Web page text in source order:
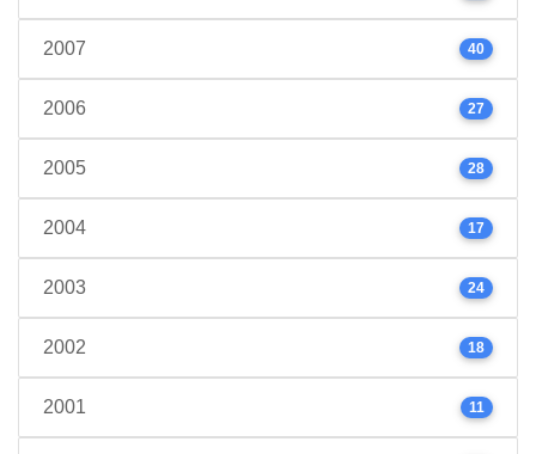
2007 40
2006 27
2005 28
2004 17
2003 24
2002 18
2001 11